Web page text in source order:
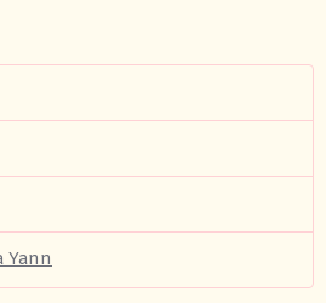
Yann